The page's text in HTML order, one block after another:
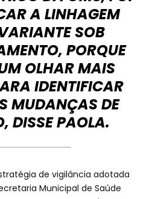
A LINHAGEM
SOB
PORQUE
OLHAR MAIS
IDENTIFICAR
MUDANÇAS DE
DISSE PAOLA.
de vigilância adotada
Municipal de Saúde